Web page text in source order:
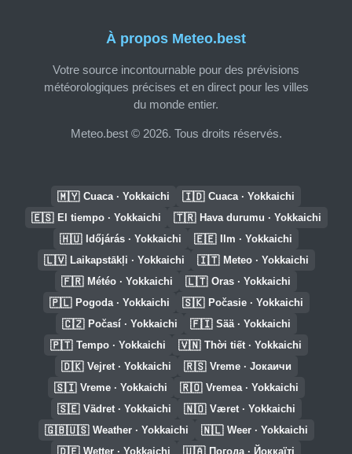
À propos Meteo.best
Votre source incontournable pour des prévisions
météorologiques précises et en direct pour les villes
du monde entier.
Meteo.best © 2026. Tous droits réservés.
🇲🇾 Cuaca · Yokkaichi 🇮🇩 Cuaca · Yokkaichi
🇪🇸 El tiempo · Yokkaichi 🇹🇷 Hava durumu · Yokkaichi
🇭🇺 Időjárás · Yokkaichi 🇪🇪 Ilm · Yokkaichi
🇱🇻 Laikapstākļi · Yokkaichi 🇮🇹 Meteo · Yokkaichi
🇫🇷 Météo · Yokkaichi 🇱🇹 Oras · Yokkaichi
🇵🇱 Pogoda · Yokkaichi 🇸🇰 Počasie · Yokkaichi
🇨🇿 Počasí · Yokkaichi 🇫🇮 Sää · Yokkaichi
🇵🇹 Tempo · Yokkaichi 🇻🇳 Thời tiết · Yokkaichi
🇩🇰 Vejret · Yokkaichi 🇷🇸 Vreme · Јокаичи
🇸🇮 Vreme · Yokkaichi 🇷🇴 Vremea · Yokkaichi
🇸🇪 Vädret · Yokkaichi 🇳🇴 Været · Yokkaichi
🇬🇧🇺🇸 Weather · Yokkaichi 🇳🇱 Weer · Yokkaichi
🇩🇪 Wetter · Yokkaichi 🇺🇦 Погода · Йоккаїті